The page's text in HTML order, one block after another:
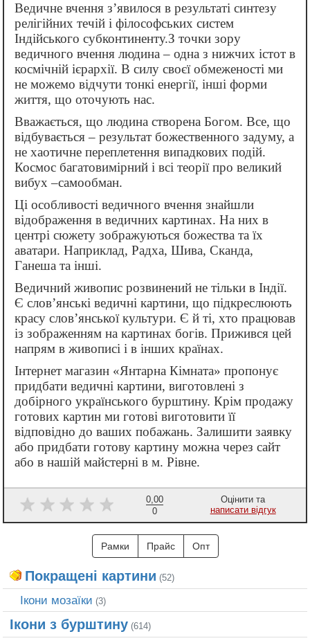
Ведичне вчення з’явилося в результаті синтезу
релігійних течій і філософських систем
Індійського субконтиненту.З точки зору
ведичного вчення людина – одна з нижчих істот в
космічній ієрархії. В силу своєї обмеженості ми
не можемо відчути тонкі енергії, інші форми
життя, що оточують нас.
Вважається, що людина створена Богом. Все, що
відбувається – результат божественного задуму, а
не хаотичне переплетення випадкових подій.
Космос багатовимірний і всі теорії про великий
вибух –самообман.
Ці особливості ведичного вчення знайшли
відображення в ведичних картинах. На них в
центрі сюжету зображуються божества та їх
аватари. Наприклад, Радха, Шива, Сканда,
Ганеша та інші.
Ведичний живопис розвинений не тільки в Індії.
Є слов’янські ведичні картини, що підкреслюють
красу слов’янської культури. Є й ті, хто працював
із зображенням на картинах богів. Прижився цей
напрям в живописі і в інших країнах.
Інтернет магазин «Янтарна Кімната» пропонує
придбати ведичні картини, виготовлені з
добірного українського бурштину. Крім продажу
готових картин ми готові виготовити її
відповідно до ваших побажань. Залишити заявку
або придбати готову картину можна через сайт
або в нашій майстерні в м. Рівне.
0,00
0
Оцінити та
написати відгук
Рамки Прайс Опт
Покращені картини (52)
Ікони мозаїки (3)
Ікони з бурштину (614)